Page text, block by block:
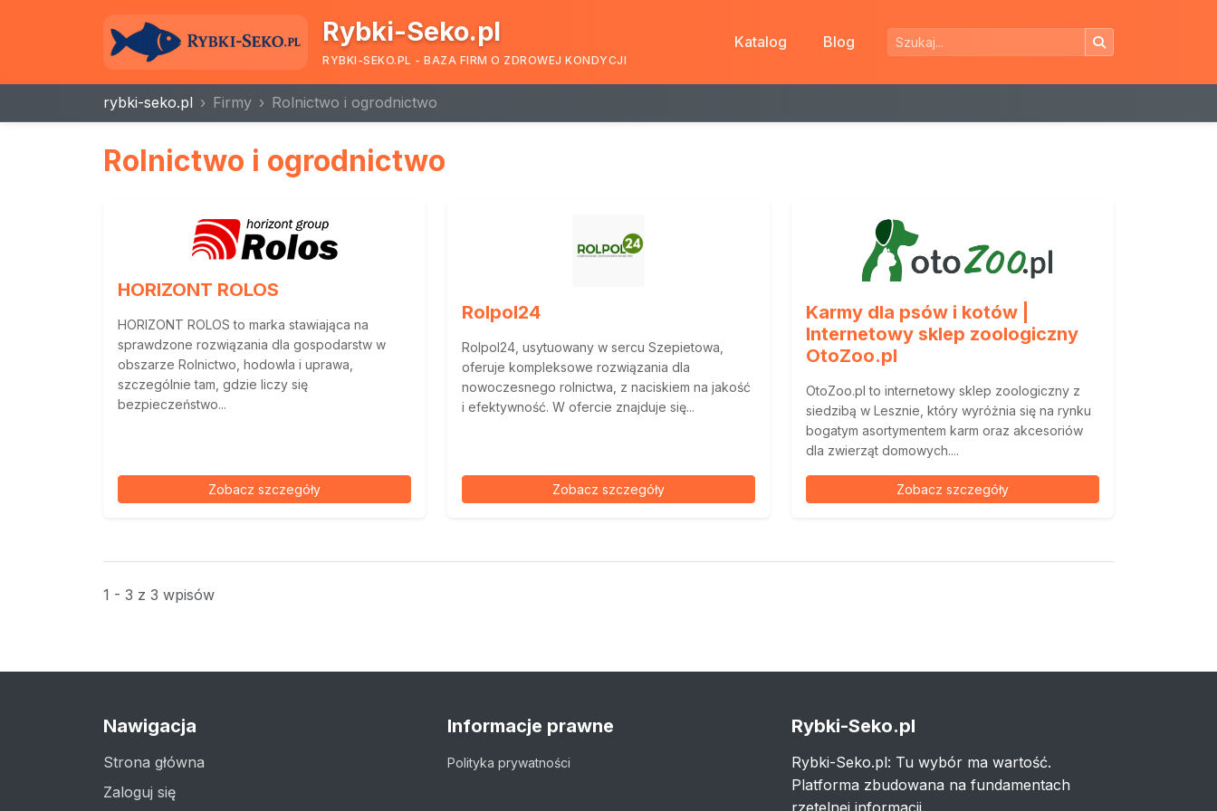
Rybki-Seko.pl
RYBKI-SEKO.PL - BAZA FIRM O ZDROWEJ KONDYCJI
Katalog Blog
rybki-seko.pl Firmy Rolnictwo i ogrodnictwo
Rolnictwo i ogrodnictwo
HORIZONT ROLOS
HORIZONT ROLOS to marka stawiająca na
sprawdzone rozwiązania dla gospodarstw w
obszarze Rolnictwo, hodowla i uprawa,
szczególnie tam, gdzie liczy się
bezpieczeństwo...
Zobacz szczegóły
Rolpol24
Rolpol24, usytuowany w sercu Szepietowa,
oferuje kompleksowe rozwiązania dla
nowoczesnego rolnictwa, z naciskiem na jakość
i efektywność. W ofercie znajduje się...
Zobacz szczegóły
Karmy dla psów i kotów |
Internetowy sklep zoologiczny
OtoZoo.pl
OtoZoo.pl to internetowy sklep zoologiczny z
siedzibą w Lesznie, który wyróżnia się na rynku
bogatym asortymentem karm oraz akcesoriów
dla zwierząt domowych....
Zobacz szczegóły
1 - 3 z 3 wpisów
Nawigacja
Strona główna
Zaloguj się
Informacje prawne
Polityka prywatności
Rybki-Seko.pl
Rybki-Seko.pl: Tu wybór ma wartość.
Platforma zbudowana na fundamentach
rzetelnej informacji.